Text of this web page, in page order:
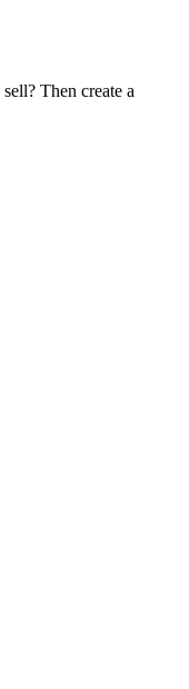
Then create a